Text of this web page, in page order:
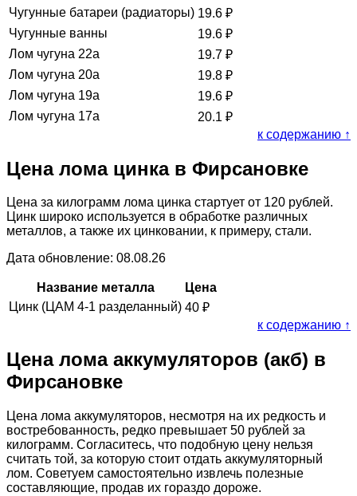
Чугунные батареи (радиаторы) 19.6 ₽
Чугунные ванны
19.6 ₽
Лом чугуна 22а
19.7 ₽
Лом чугуна 20а
19.8 ₽
Лом чугуна 19а
19.6 ₽
Лом чугуна 17а
20.1 ₽
к содержанию ↑
Цена лома цинка в Фирсановке
Цена за килограмм лома цинка стартует от 120 рублей.
Цинк широко используется в обработке различных
металлов, а также их цинковании, к примеру, стали.
Дата обновление: 08.08.26
Название металла
Цена
Цинк (ЦАМ 4-1 разделанный) 40 ₽
к содержанию ↑
Цена лома аккумуляторов (акб) в
Фирсановке
Цена лома аккумуляторов, несмотря на их редкость и
востребованность, редко превышает 50 рублей за
килограмм. Согласитесь, что подобную цену нельзя
считать той, за которую стоит отдать аккумуляторный
лом. Советуем самостоятельно извлечь полезные
составляющие, продав их гораздо дороже.